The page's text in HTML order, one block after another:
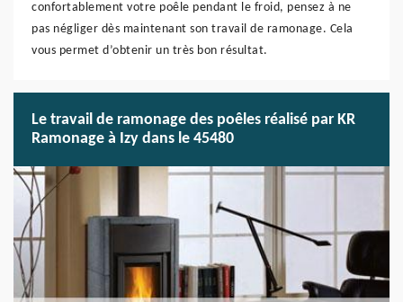
confortablement votre poêle pendant le froid, pensez à ne
pas négliger dès maintenant son travail de ramonage. Cela
vous permet d’obtenir un très bon résultat.
Le travail de ramonage des poêles réalisé par KR
Ramonage à Izy dans le 45480